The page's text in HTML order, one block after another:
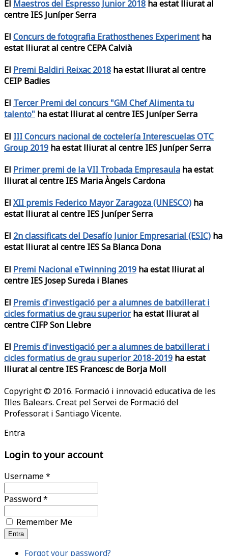
El Maestros del Espresso Junior 2018 ha estat lliurat al
centre IES Juníper Serra
El Concurs de fotografia Erathosthenes Experimentha
estat lliurat al centre CEPA Calvià
El Premi Baldiri Reixac 2018 ha estat lliurat al centre
CEIP Badies
El Tercer Premi del concurs "GM Chef Alimenta tu
talento" ha estat lliurat al centre IES Juníper Serra
El III Concurs nacional de coctelería Interescuelas OTC
Group 2019 ha estat lliurat al centre IES Juníper Serra
El Primer premi de la VII Trobada Empresaula ha estat
lliurat al centre IES Maria Àngels Cardona
El XII premis Federico Mayor Zaragoza (UNESCO) ha
estat lliurat al centre IES Juníper Serra
El 2n classificats del Desafío Junior Empresarial (ESIC) ha
estat lliurat al centre IES Sa Blanca Dona
El Premi Nacional eTwinning 2019 ha estat lliurat al
centre IES Josep Sureda i Blanes
El Premis d'investigació per a alumnes de batxillerat i
cicles formatius de grau superiorha estat lliurat al
centre CIFP Son Llebre
El Premis d'investigació per a alumnes de batxillerat i
cicles formatius de grau superior 2018-2019 ha estat
lliurat al centre IES Francesc de Borja Moll
Copyright © 2016. Formació i innovació educativa de les
Illes Balears. Creat pel Servei de Formació del
Professorat i Santiago Vicente.
Entra
Login to your account
Username *
Password *
Remember Me
Forgot your password?